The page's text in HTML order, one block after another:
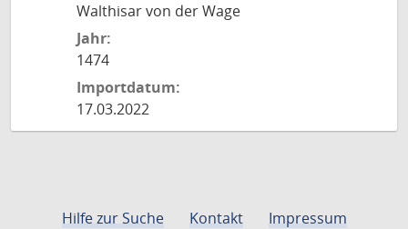
Walthisar von der Wage
Jahr:
1474
Importdatum:
17.03.2022
Hilfe zur Suche Kontakt
Impressum